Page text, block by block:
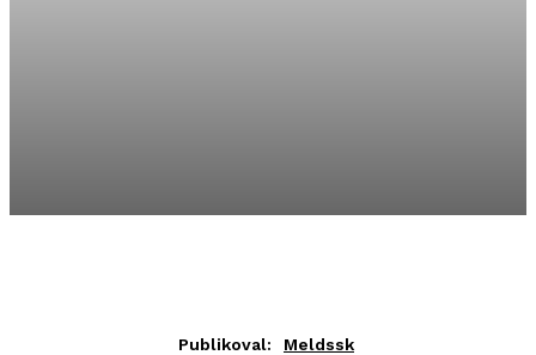
Publikoval: Meldssk